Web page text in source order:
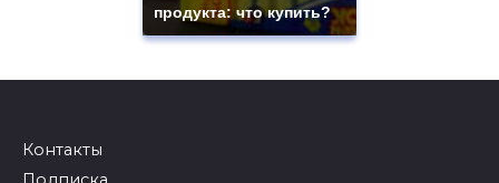
продукта: что купить?
Контакты